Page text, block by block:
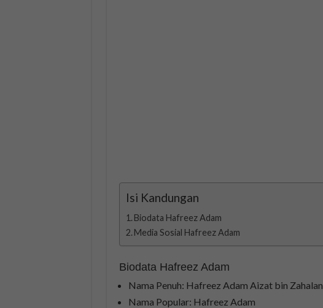
Isi Kandungan
Biodata Hafreez Adam
Media Sosial Hafreez Adam
Biodata Hafreez Adam
Nama Penuh: Hafreez Adam Aizat bin Zahalan
Nama Popular: Hafreez Adam